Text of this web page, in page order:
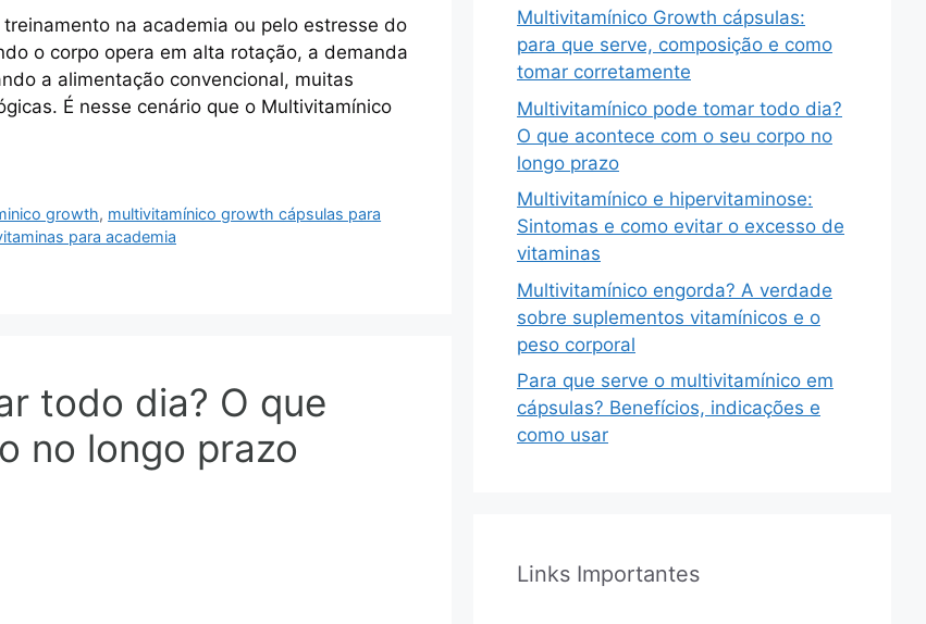
na academia ou pelo estresse do
o corpo opera em alta rotação, a demanda
a alimentação convencional, muitas
É nesse cenário que o Multivitamínico
growth, multivitamínico growth cápsulas para
para academia
todo dia? O que
no longo prazo
Multivitamínico Growth cápsulas:
para que serve, composição e como
tomar corretamente
Multivitamínico pode tomar todo dia?
O que acontece com o seu corpo no
longo prazo
Multivitamínico e hipervitaminose:
Sintomas e como evitar o excesso de
vitaminas
Multivitamínico engorda? A verdade
sobre suplementos vitamínicos e o
peso corporal
Para que serve o multivitamínico em
cápsulas? Benefícios, indicações e
como usar
Links Importantes